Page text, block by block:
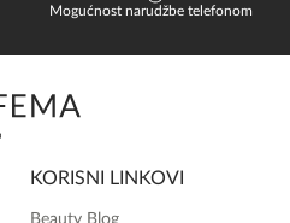
Mogućnost narudžbe telefonom
KORISNI LINKOVI
Beauty Blog